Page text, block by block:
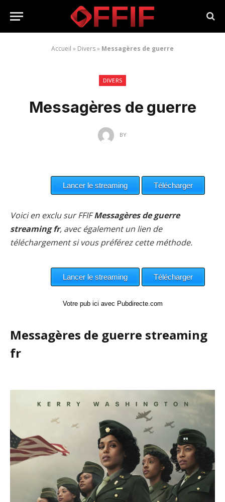
Accueil » Divers» Messagères de guerre
DIVERS
Messagères de guerre
BY
Voici en exclu sur FFIFMessagères de guerre
streaming fr, avec également un lien de
téléchargement si vous préférez cette méthode.
Votre pub ici avec Pubdirecte.com
Messagères de guerre streaming
fr